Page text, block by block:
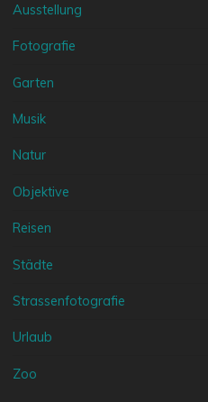
Ausstellung
Fotografie
Garten
Musik
Natur
Objektive
Reisen
Städte
Strassenfotografie
Urlaub
Zoo